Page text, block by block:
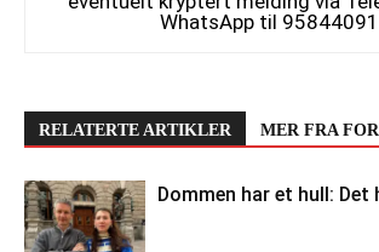
WhatsApp til
RELATERTE ARTIKLER MER FRA
Dommen har et hull: Det